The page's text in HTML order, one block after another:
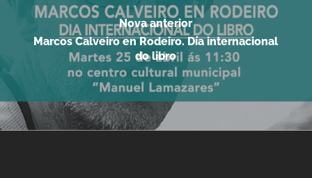
Nova anterior
Marcos Calveiro en Rodeiro. Día internacional
do libro